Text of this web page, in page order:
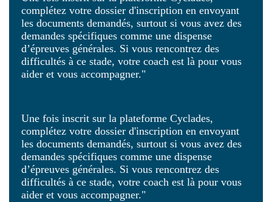
complétez votre dossier d'inscription en envoyant
les documents demandés, surtout si vous avez des
demandes spécifiques comme une dispense
d’épreuves générales. Si vous rencontrez des
difficultés à ce stade, votre coach est là pour vous
aider et vous accompagner."
Une fois inscrit sur la plateforme Cyclades,
complétez votre dossier d'inscription en envoyant
les documents demandés, surtout si vous avez des
demandes spécifiques comme une dispense
d’épreuves générales. Si vous rencontrez des
difficultés à ce stade, votre coach est là pour vous
aider et vous accompagner."